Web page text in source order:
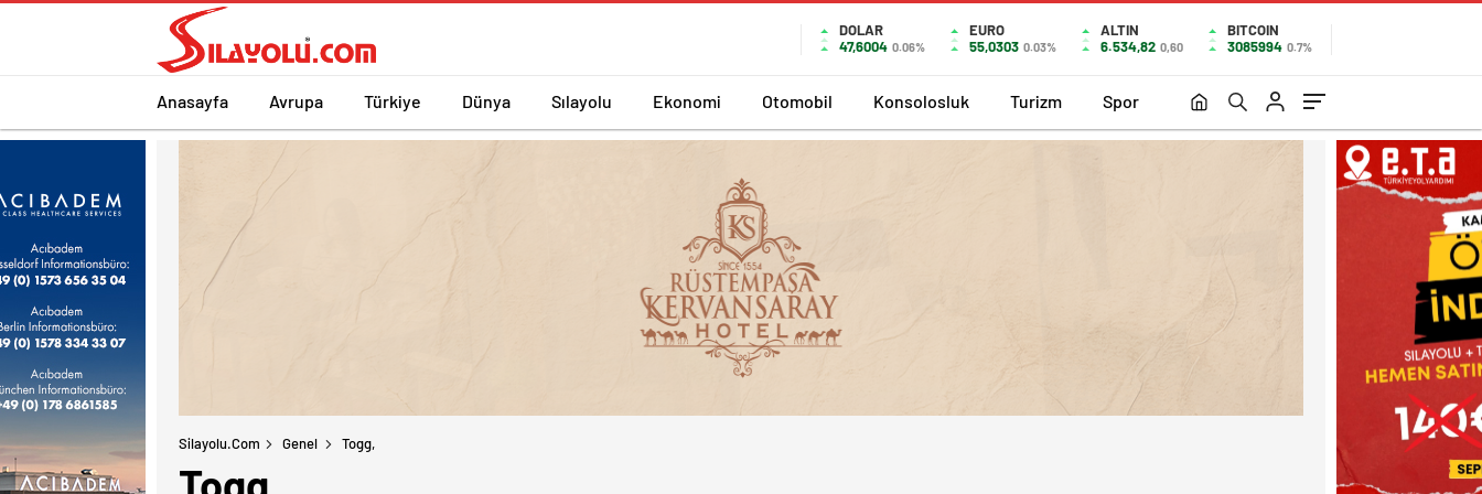
DOLAR
47,6004 0.06%
EURO
55,0303 0.03%
ALTIN
6.534,82 0,60
BITCOIN
3085994 0.7%
Anasayfa Avrupa Türkiye Dünya Sılayolu Ekonomi Otomobil Konsolosluk Turizm Spor
Silayolu.com Genel Togg,